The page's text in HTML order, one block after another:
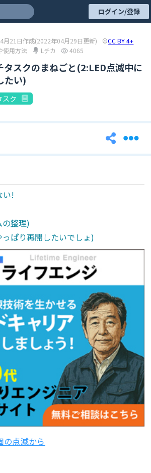
ログイン/登録
月21日作成(2022年04月29日更新) ©CC BY 4+
使用方法
Lチカ 4065
スクのまねごと(2:LED点滅中に
たい)
スク
い!
整理)
ぱり再開したいでしょ)
の点滅から